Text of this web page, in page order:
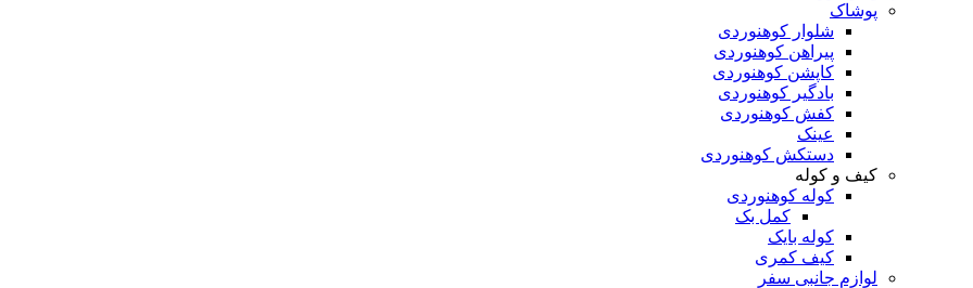
پوشاک
شلوار کوهنوردی
پیراهن کوهنوردی
کاپشن کوهنوردی
بادگیر کوهنوردی
کفش کوهنوردی
عینک
دستکش کوهنوردی
کیف و کوله
کوله کوهنوردی
کمل بک
کوله بایک
کیف کمری
لوازم جانبی سفر